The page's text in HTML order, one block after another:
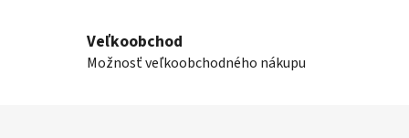
Veľkoobchod
Možnosť veľkoobchodného nákupu